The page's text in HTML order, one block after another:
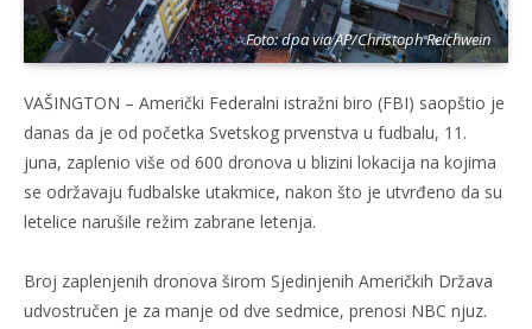
Foto: dpa via AP/Christoph Reichwein
VAŠINGTON – Američki Federalni istražni biro (FBI) saopštio je
danas da je od početka Svetskog prvenstva u fudbalu, 11.
juna, zaplenio više od 600 dronova u blizini lokacija na kojima
se održavaju fudbalske utakmice, nakon što je utvrđeno da su
letelice narušile režim zabrane letenja.
Broj zaplenjenih dronova širom Sjedinjenih Američkih Država
udvostručen je za manje od dve sedmice, prenosi NBC njuz.